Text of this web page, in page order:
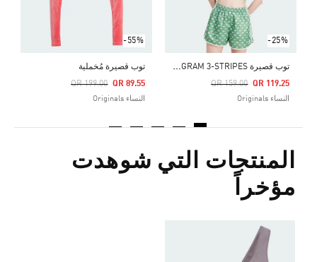
-25%
ت
وب قصيرة MONOGRAM 3-STRIPES
Price Reduced From
QR 159.00
To QR 119.25
النساء Originals
-55%
توب قصيرة مُخملية
Price Reduced From
QR 199.00
To QR 89.55
النساء Originals
المنتجات التي شوهدت
مؤخراً